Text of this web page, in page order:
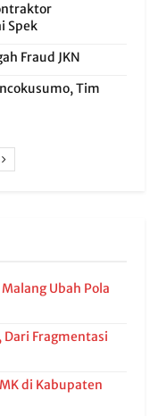
Spek
Fraud JKN
Tim
Ubah Pola
Dari Fragmentasi
di Kabupaten